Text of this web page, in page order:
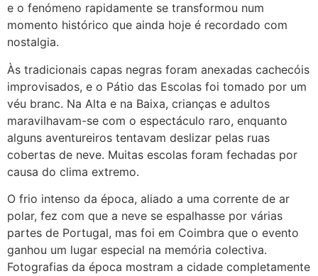
e o fenómeno rapidamente se transformou num
momento histórico que ainda hoje é recordado com
nostalgia.
Às tradicionais capas negras foram anexadas cachecóis
improvisados, e o Pátio das Escolas foi tomado por um
véu branc. Na Alta e na Baixa, crianças e adultos
maravilhavam-se com o espectáculo raro, enquanto
alguns aventureiros tentavam deslizar pelas ruas
cobertas de neve. Muitas escolas foram fechadas por
causa do clima extremo.
O frio intenso da época, aliado a uma corrente de ar
polar, fez com que a neve se espalhasse por várias
partes de Portugal, mas foi em Coimbra que o evento
ganhou um lugar especial na memória colectiva.
Fotografias da época mostram a cidade completamente